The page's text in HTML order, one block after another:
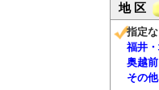
地 区
指定
福井
奥越前
その他